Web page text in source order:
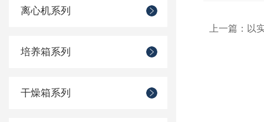
离心机系列
培养箱系列
干燥箱系列
上一篇： 以